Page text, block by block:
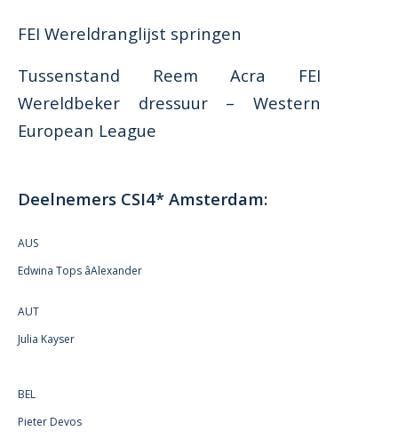
FEI Wereldranglijst springen
Tussenstand Reem Acra FEI
Wereldbeker dressuur – Western
European League
Deelnemers CSI4* Amsterdam:
AUS
Edwina Tops âAlexander
AUT
Julia Kayser
BEL
Pieter Devos